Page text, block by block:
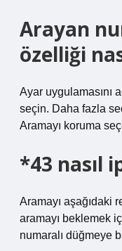
Arayan
özelliği
Ayar uygulamasını
seçin. Daha fazla
Aramayı koruma
*43 nasıl
Aramayı aşağıdaki
aramayı beklemek
numaralı düğmeye